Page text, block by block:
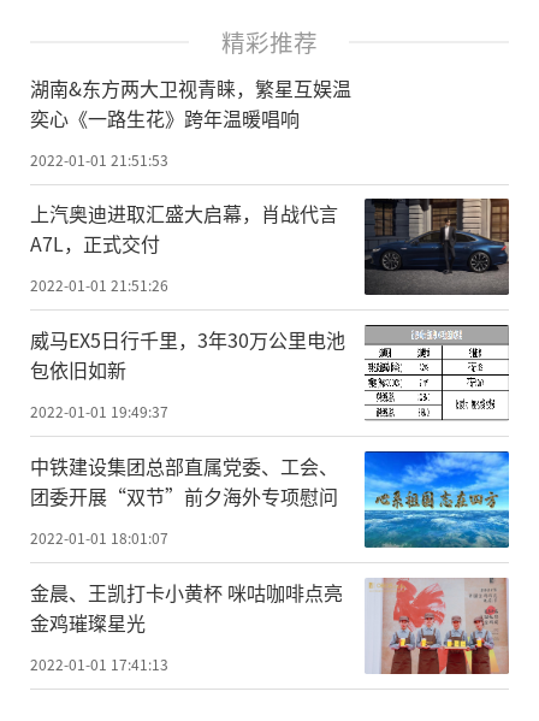
精彩推荐
湖南&东方两大卫视青睐，繁星互娱温
奕心《一路生花》跨年温暖唱响
2022-01-01 21:51:53
上汽奥迪进取汇盛大启幕，肖战代言
A7L，正式交付
2022-01-01 21:51:26
威马EX5日行千里，3年30万公里电池
包依旧如新
2022-01-01 19:49:37
中铁建设集团总部直属党委、工会、
团委开展“双节”前夕海外专项慰问
2022-01-01 18:01:07
金晨、王凯打卡小黄杯 咪咕咖啡点亮
金鸡璀璨星光
2022-01-01 17:41:13